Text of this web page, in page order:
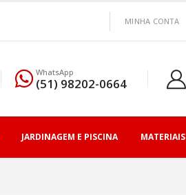
MINHA CONTA
WhatsApp
(51) 98202-0664
JARDINAGEM E PISCINA MATERIAIS